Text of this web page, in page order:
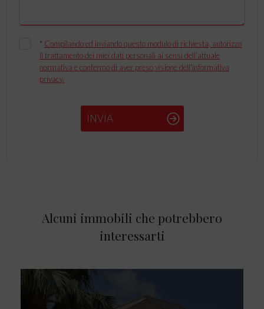
* Compilando ed inviando questo modulo di richiesta, autorizzo
il trattamento dei miei dati personali ai sensi dell'attuale
normativa e confermo di aver preso visione dell'informativa
privacy.
INVIA
Alcuni immobili che potrebbero
interessarti